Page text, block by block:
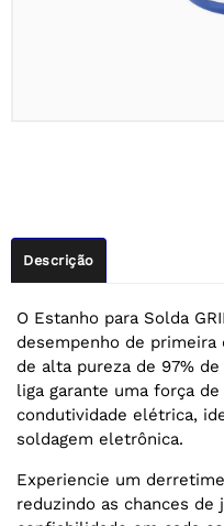
Descrição
O Estanho para Solda
desempenho de primeira
de alta pureza de 97%
liga garante uma força
condutividade elétrica,
soldagem eletrônica.
Experiencie um
reduzindo as chances de